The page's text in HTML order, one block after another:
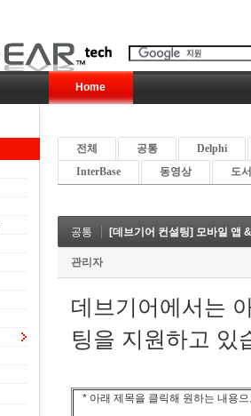
Home
전체 공통
Delphi
InterBase
동영상 도
공통 [데브기어 컨설팅] 모바일 앱
관리자
데브기어에서는
팅을 지원하고 있
* 아래 제목을 클릭해 원하는 내용